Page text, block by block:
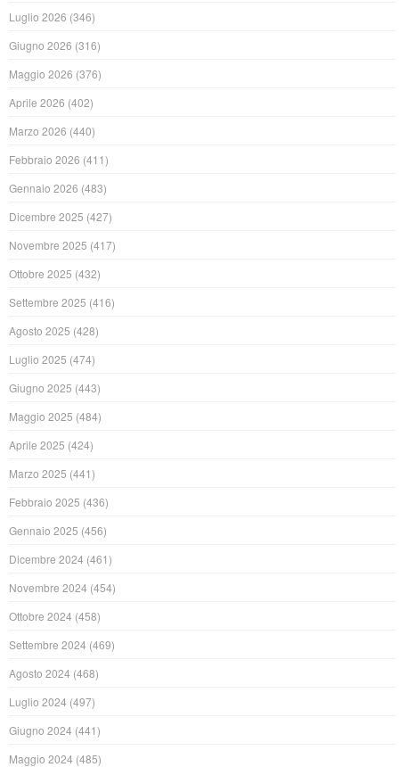
Luglio 2026 (346)
Giugno 2026 (316)
Maggio 2026 (376)
Aprile 2026 (402)
Marzo 2026 (440)
Febbraio 2026 (411)
Gennaio 2026 (483)
Dicembre 2025 (427)
Novembre 2025 (417)
Ottobre 2025 (432)
Settembre 2025 (416)
Agosto 2025 (428)
Luglio 2025 (474)
Giugno 2025 (443)
Maggio 2025 (484)
Aprile 2025 (424)
Marzo 2025 (441)
Febbraio 2025 (436)
Gennaio 2025 (456)
Dicembre 2024 (461)
Novembre 2024 (454)
Ottobre 2024 (458)
Settembre 2024 (469)
Agosto 2024 (468)
Luglio 2024 (497)
Giugno 2024 (441)
Maggio 2024 (485)